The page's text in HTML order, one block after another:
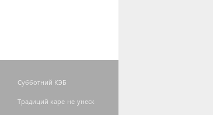
Субботний КЭБ
Традиций каре не унеск